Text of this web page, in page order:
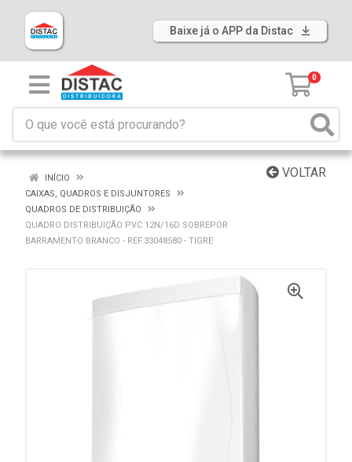
Baixe já o APP da Distac
0
VOLTAR
INÍCIO
CAIXAS, QUADROS E DISJUNTORES
QUADROS DE DISTRIBUIÇÃO
QUADRO DISTRIBUIÇÃO PVC 12N/16D SOBREPOR
BARRAMENTO BRANCO - REF.33048580 - TIGRE